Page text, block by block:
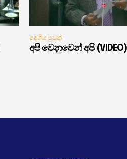
දේශීය පුවත්
අපි වෙනුවෙන් අපි (VIDEO)